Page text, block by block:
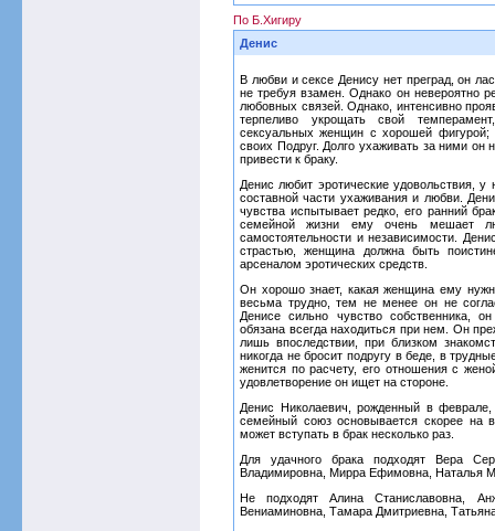
По Б.Хигиру
Денис
В любви и сексе Денису нет преград, он
не требуя взамен. Однако он невероятно
любовных связей. Однако, интенсивно
терпеливо укрощать свой
сексуальных женщин с хорошей фигурой;
своих Подруг. Долго ухаживать за ними он
привести к браку.
Денис любит эротические удовольствия,
составной части ухаживания и любви.
чувства испытывает редко, его ранний
семейной жизни ему очень мешает
самостоятельности и независимости.
страстью, женщина должна быть
арсеналом эротических средств.
Он хорошо знает, какая женщина ему
весьма трудно, тем не менее он не
Денисе сильно чувство собственника,
обязана всегда находиться при нем. Он
лишь впоследствии, при близком
никогда не бросит подругу в беде, в
женится по расчету, его отношения с
удовлетворение он ищет на стороне.
Денис Николаевич, рожденный в
семейный союз основывается скорее на
может вступать в брак несколько раз.
Для удачного брака подходят Вера
Владимировна, Мирра Ефимовна, Наталья
Не подходят Алина Станиславовна,
Вениаминовна, Тамара Дмитриевна,